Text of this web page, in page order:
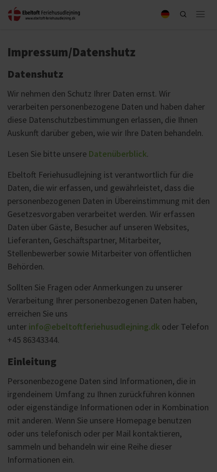
Impressum/Datenshutz
Datenshutz
Wir nehmen den Schutz Ihrer Daten ernst. Wir
verarbeiten personenbezogene Daten und haben daher
diese Datenschutzbestimmungen erlassen, die Ihnen
Auskunft darüber geben, wie wir Ihre Daten behandeln.
Lesen Sie bitte unsere Datenüberblick.
Ebeltoft Feriehusudlejning ist verantwortlich für die
Daten, die wir erfassen, und gewährleistet, dass die
personenbezogenen Daten in Übereinstimmung mit den
Gesetzesvorgaben verarbeitet werden. Wir erfassen
Daten über Gäste, Besucher auf unseren Websites,
Lieferanten, Geschäftspartner, Mitarbeiter,
Stellenbewerber sowie Mitarbeiter von öffentlichen
Behörden.
Sollten Sie Fragen oder Anmerkungen zu unserer
Verarbeitung Ihrer personenbezogenen Daten haben,
erreichen Sie uns
unter info@ebeltoftferiehusudlejning.dk oder Telefon
+45 86343344.
Einleitung
Personenbezogene Daten sind Informationen, die in
irgendeinem Umfang zu Ihnen zurückführen können
oder eigenständige Informationen oder in Kombination
mit anderen. Wenn Sie unsere Homepage benutzen
oder uns telefonisch oder per Mail kontaktieren,
sammeln und behandeln wir eine Reihe dieser
Informationen ein.